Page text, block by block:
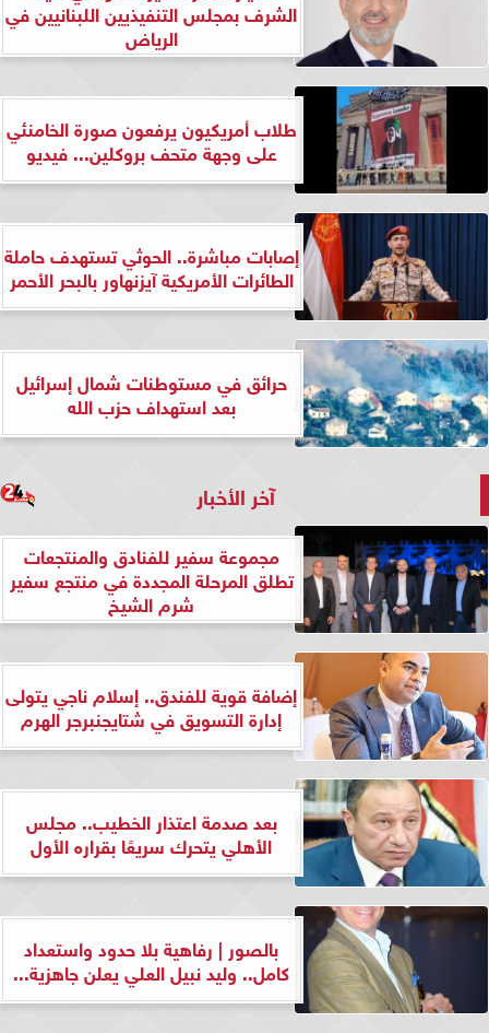
الشرف بمجلس التنفيذيين اللبنانيين في
الرياض
طلاب أمريكيون يرفعون صورة الخامنئي
على وجهة متحف بروكلين... فيديو
إصابات مباشرة.. الحوثي تستهدف حاملة
الطائرات الأمريكية آيزنهاور بالبحر الأحمر
حرائق في مستوطنات شمال إسرائيل
بعد استهداف حزب الله
آخر الأخبار
مجموعة سفير للفنادق والمنتجعات
تطلق المرحلة المجددة في منتجع سفير
شرم الشيخ
إضافة قوية للفندق.. إسلام ناجي يتولى
إدارة التسويق في شتايجنبرجر الهرم
بعد صدمة اعتذار الخطيب.. مجلس
الأهلي يتحرك سريعًا بقراره الأول
بالصور | رفاهية بلا حدود واستعداد
كامل.. وليد نبيل العلي يعلن جاهزية...